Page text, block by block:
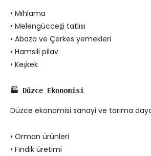
• Mıhlama
• Melengücceği tatlısı
• Abaza ve Çerkes yemekleri
• Hamsili pilav
• Keşkek
🏭 Düzce Ekonomisi
Düzce ekonomisi sanayi ve tarıma
• Orman ürünleri
• Fındık üretimi